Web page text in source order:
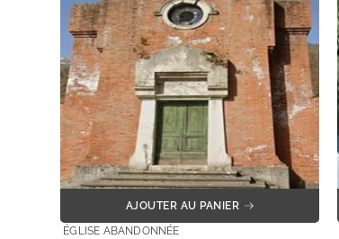
AJOUTER AU PANIER
ÉGLISE ABANDONNÉE